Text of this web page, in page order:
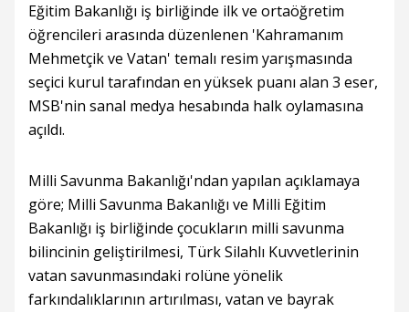
Eğitim Bakanlığı iş birliğinde ilk ve ortaöğretim
öğrencileri arasında düzenlenen 'Kahramanım
Mehmetçik ve Vatan' temalı resim yarışmasında
seçici kurul tarafından en yüksek puanı alan 3 eser,
MSB'nin sanal medya hesabında halk oylamasına
açıldı.
Milli Savunma Bakanlığı'ndan yapılan açıklamaya
göre; Milli Savunma Bakanlığı ve Milli Eğitim
Bakanlığı iş birliğinde çocukların milli savunma
bilincinin geliştirilmesi, Türk Silahlı Kuvvetlerinin
vatan savunmasındaki rolüne yönelik
farkındalıklarının artırılması, vatan ve bayrak